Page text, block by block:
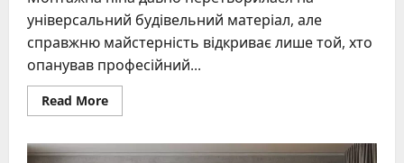
універсальний будівельний матеріал, але
справжню майстерність відкриває лише той, хто
опанував професійний...
Read MoreRead
more
правильно